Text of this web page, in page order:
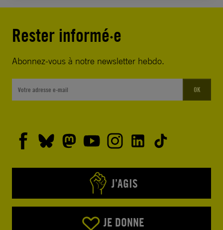
Rester informé·e
Abonnez-vous à notre newsletter hebdo.
OK
J’AGIS
JE DONNE